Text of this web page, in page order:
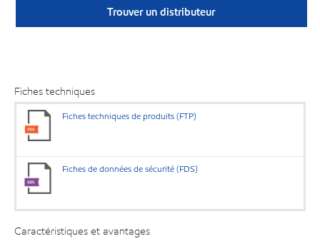
Trouver un distributeur
Fiches techniques
Fiches techniques de produits (FTP)
Fiches de données de sécurité (FDS)
Caractéristiques et avantages